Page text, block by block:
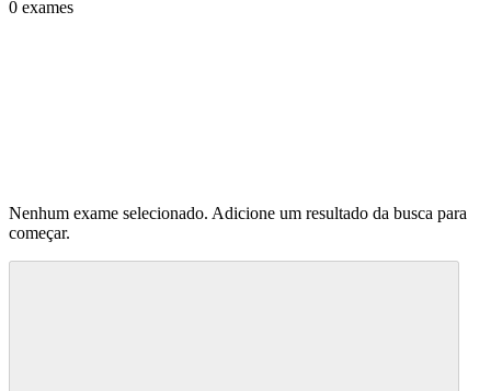
0 exames
Nenhum exame selecionado. Adicione um resultado da busca para
começar.